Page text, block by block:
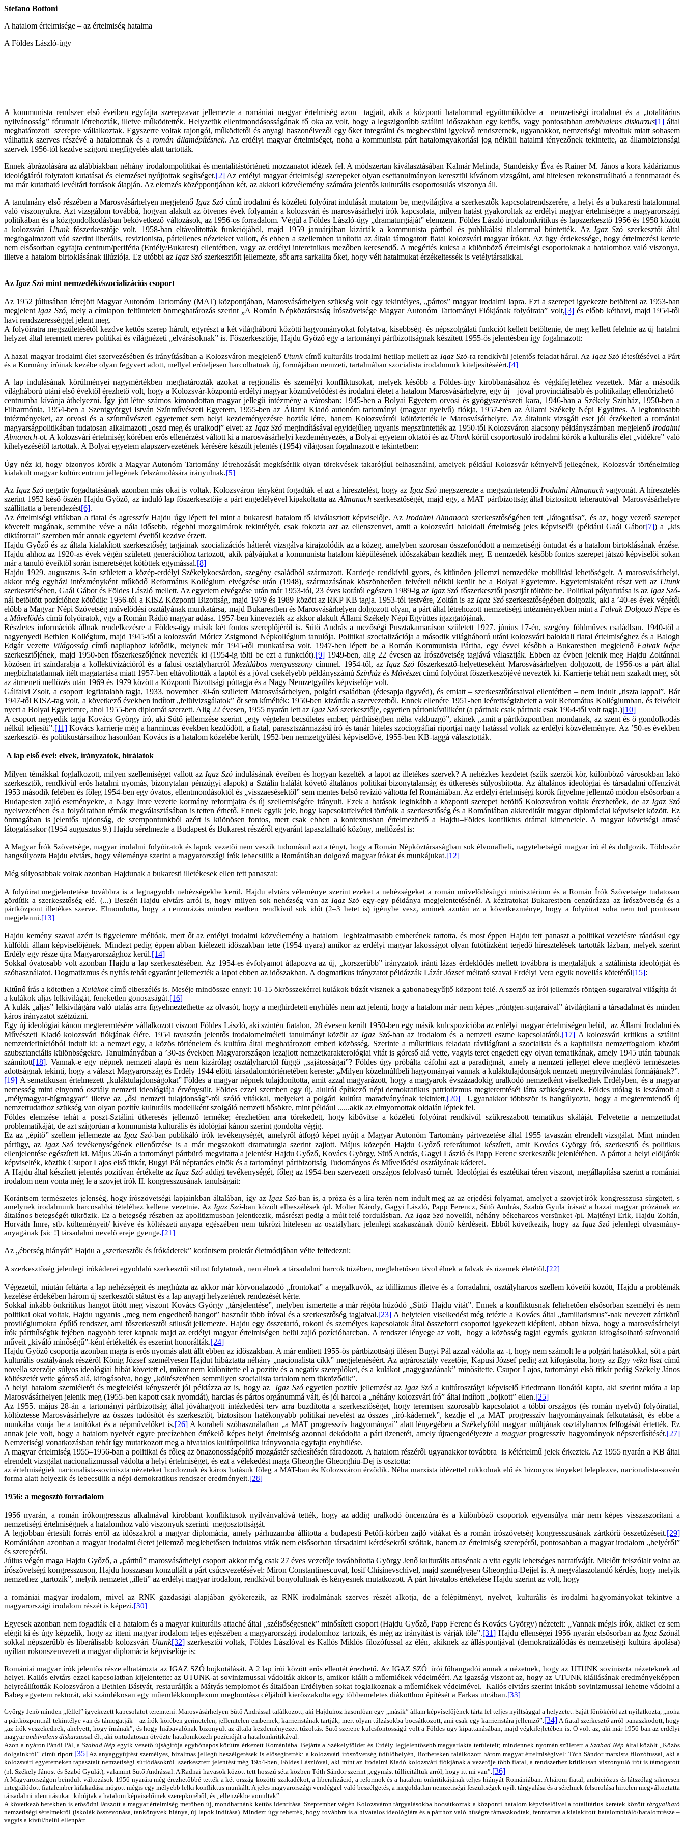
Stefano Bottoni
A hatalom értelmisége – az értelmiség hatalma
A Földes László-ügy
A kommunista rendszer első éveiben egyfajta szerepzavar jellemezte a romániai magyar értelmiség azon tagjait, akik a központi hatalommal együttműködve a nemzetiségi irodalmat és a „totalitárius
nyilvánosság” fórumait létrehozták, illetve működtették. Helyzetük ellentmondásosságának fő oka az volt, hogy a legszigorúbb sztálini időszakban egy kettős, vagy pontosabbanambivalens diskurzus[1] által
meghatározott szerepre vállalkoztak. Egyszerre voltak rajongói, működtetői és anyagi haszonélvezői egy őket integrálni és megbecsülni igyekvő rendszernek, ugyanakkor, nemzetiségi mivoltuk miatt sohasem
válhattak szerves részévé a hatalomnak és a román államépítésnek. Az erdélyi magyar értelmiséget, noha a kommunista párt hatalomgyakorlási jog nélküli hatalmi tényezőnek tekintette, az állambiztonsági
szervek 1956-tól kezdve szigorú megfigyelés alatt tartották.
Ennek ábrázolására az alábbiakban néhány irodalompolitikai és mentalitástörténeti mozzanatot idézek fel. A módszertan kiválasztásában Kalmár Melinda, Standeisky Éva és Rainer M. János a kora kádárizmus
ideológiáról folytatott kutatásai és elemzései nyújtottak segítséget.[2]Az erdélyi magyar értelmiségi szerepeket olyan esettanulmányon keresztül kívánom vizsgálni, ami hitelesen rekonstruálható a fennmaradt és
ma már kutatható levéltári források álapján. Az elemzés középpontjában két, az akkori közvélemény számára jelentős kulturális csoportosulás viszonya áll.
A tanulmány első részében a Marosvásárhelyen megjelenő Igaz Szó című irodalmi és közéleti folyóirat indulását mutatom be, megvilágítva a szerkesztők kapcsolatrendszerére, a helyi és a bukaresti hatalommal
való viszonyukra. Azt vizsgálom továbbá, hogyan alakult az ötvenes évek folyamán a kolozsvári és marosvásárhelyi írók kapcsolata, milyen hatást gyakoroltak az erdélyi magyar értelmiségre a magyarországi
politikában és a közgondolkodásban bekövetkező változások, az 1956-os forradalom. Végül a Földes László-ügy „dramaturgiáját” elemzem. Földes László irodalomkritikus és lapszerkesztő 1956 és 1958 között
a kolozsvári Utunk főszerkesztője volt. 1958-ban eltávolították funkciójából, majd 1959 januárjában kizárták a kommunista pártból és publikálási tilalommal büntették. Az Igaz Szó szerkesztői által
megfogalmazott vád szerint liberális, revizionista, pártellenes nézeteket vallott, és ebben a szellemben tanította az általa támogatott fiatal kolozsvári magyar írókat. Az ügy érdekessége, hogy értelmezési kerete
nem elsősorban egyfajta centrum/periféria (Erdély/Bukarest) ellentétben, vagy az erdélyi interetnikus mezőben keresendő. A megértés kulcsa a különböző értelmiségi csoportoknak a hatalomhoz való viszonya,
illetve a hatalom birtoklásának illúziója. Ez utóbbi az Igaz Szó szerkesztőit jellemezte, sőt arra sarkallta őket, hogy vélt hatalmukat érzékeltessék is vetélytársaikkal.
Az Igaz Szó mint nemzedéki/szocializációs csoport
Az 1952 júliusában létrejött Magyar Autonóm Tartomány (MAT) központjában, Marosvásárhelyen szükség volt egy tekintélyes, „pártos” magyar irodalmi lapra. Ezt a szerepet igyekezte betölteni az 1953-ban
megjelent Igaz Szó, mely a címlapon feltüntetett önmeghatározás szerint „A Román Népköztársaság Írószövetsége Magyar Autonóm Tartományi Fiókjának folyóirata” volt,[3]és előbb kéthavi, majd 1954-től
havi rendszerességgel jelent meg.
A folyóiratra megszületésétől kezdve kettős szerep hárult, egyrészt a két világháború közötti hagyományokat folytatva, kisebbség- és népszolgálati funkciót kellett betöltenie, de meg kellett felelnie az új hatalmi
helyzet által teremtett merev politikai és világnézeti „elvárásoknak” is. Főszerkesztője, Hajdu Győző egy a tartományi pártbizottságnak készített 1955-ös jelentésben így fogalmazott:
A hazai magyar irodalmi élet szervezésében és irányításában a Kolozsváron megjelenő Utunk című kulturális irodalmi hetilap mellett az Igaz Szó-ra rendkívül jelentős feladat hárul. Az Igaz Szó létesítésével a Párt
és a Kormány íróinak kezébe olyan fegyvert adott, mellyel erőteljesen harcolhatnak új, formájában nemzeti, tartalmában szocialista irodalmunk kiteljesítéséért.[4]
A lap indulásának körülményei nagymértékben meghatározták azokat a regionális és személyi konfliktusokat, melyek később a Földes-ügy kirobbanásához és végkifejletéhez vezettek. Már a második
világháború utáni első évektől érezhető volt, hogy a Kolozsvár-központú erdélyi magyar közművelődést és irodalmi életet a hatalom Marosvásárhelyre, egy új – jóval provinciálisabb és politikailag ellenőrizhető –
centrumba kívánja áthelyezni. Így jött létre számos kimondottan magyar jellegű intézmény a városban: 1945-ben a Bolyai Egyetem orvosi és gyógyszerészeti kara, 1946-ban a Székely Színház, 1950-ben a
Filharmónia, 1954-ben a Szentgyörgyi István Színművészeti Egyetem, 1955-ben az Állami Kiadó autonóm tartományi (magyar nyelvű) fiókja, 1957-ben az Állami Székely Népi Együttes. A legfontosabb
intézményeket, az orvosi és a színművészeti egyetemet sem helyi kezdeményezésre hozták létre, hanem Kolozsvárról költöztették le Marosvásárhelyre. Az általunk vizsgált eset jól érzékelteti a romániai
magyarságpolitikában tudatosan alkalmazott „oszd meg és uralkodj” elvet: az Igaz Szó megindításával egyidejűleg ugyanis megszüntették az 1950-től Kolozsváron alacsony példányszámban megjelenő Irodalmi
Almanach-ot. A kolozsvári értelmiség körében erős ellenérzést váltott ki a marosvásárhelyi kezdeményezés, a Bolyai egyetem oktatói és az Utunkkörül csoportosuló irodalmi körök a kulturális élet „vidékre” való
kihelyezésétől tartottak. A Bolyai egyetem alapszervezetének kérésére készült jelentés (1954) világosan fogalmazott e tekintetben:
Úgy néz ki, hogy bizonyos körök a Magyar Autonóm Tartomány létrehozását megkísérlik olyan törekvések takarójául felhasználni, amelyek például Kolozsvár kétnyelvű jellegének, Kolozsvár történelmileg
kialakult magyar kultúrcentrum jellegének felszámolására irányulnak.[5]
Az Igaz Szó negatív fogadtatásának azonban más okai is voltak. Kolozsváron tényként fogadták el azt a híresztelést, hogy az Igaz Szó megszerezte a megszüntetendő Irodalmi Almanach vagyonát. A híresztelés
szerint 1952 késő őszén Hajdu Győző, az induló lap főszerkesztője a párt engedélyével kipakoltatta az Almanachszerkesztőségét, majd egy, a MAT pártbizottság által biztosított teherautóval Marosvásárhelyre
szállíttatta a berendezést[6].
Az értelmiségi vitákban a fiatal és agresszív Hajdu úgy lépett fel mint a bukaresti hatalom fő kiválasztott képviselője. Az Irodalmi Almanach szerkesztőségében tett „látogatása”, és az, hogy vezető szerepet
követelt magának, semmibe véve a nála idősebb, régebbi mozgalmárok tekintélyét, csak fokozta azt az ellenszenvet, amit a kolozsvári baloldali értelmiség jeles képviselői (például Gaál Gábor[7]) a „kis
diktátorral” szemben már annak egyetemi éveitől kezdve érzett.
Hajdu Győző és az általa kialakított szerkesztőség tagjainak szocializációs hátterét vizsgálva kirajzolódik az a közeg, amelyben szorosan összefonódott a nemzetiségi öntudat és a hatalom birtoklásának érzése.
Hajdu ahhoz az 1920-as évek végén született generációhoz tartozott, akik pályájukat a kommunista hatalom kiépülésének időszakában kezdték meg. E nemzedék később fontos szerepet játszó képviselői sokan
már a tanuló éveiktől során ismeretséget kötöttek egymással.[8]
Hajdu 1929. augusztus 3-án született a közép-erdélyi Székelykocsárdon, szegény családból származott. Karrierje rendkívül gyors, és kitűnően jellemzi nemzedéke mobilitási lehetőségeit. A marosvásárhelyi,
akkor még egyházi intézményként működő Református Kollégium elvégzése után (1948), származásának köszönhetően felvételi nélkül került be a Bolyai Egyetemre. Egyetemistaként részt vett az Utunk
szerkesztésében, Gaál Gábor és Földes László mellett. Az egyetem elvégzése után már 1953-tól, 23 éves korától egészen 1989-ig az Igaz Szó főszerkesztői posztját töltötte be. Politikai pályafutása is az Igaz Szó-
nál betöltött pozícióhoz kötődik: 1956-tól a KISZ Központi Bizottság, majd 1979 és 1989 között az RKP KB tagja. 1953-tól testvére, Zoltán is az Igaz Szó szerkesztőségében dolgozik, aki a ’40-es évek végétől
előbb a Magyar Népi Szövetség művelődési osztályának munkatársa, majd Bukarestben és Marosvásárhelyen dolgozott olyan, a párt által létrehozott nemzetiségi intézményekben mint a Falvak Dolgozó Népeés
a Művelődés című folyóiratok vgy a Román Rádió magyar adása. 1957-ben kinevezték az akkor alakult Állami Székely Népi Együttes igazgatójának.
Részletes információk állnak rendelkezésre a Földes-ügy másik két fontos szereplőjéről is. Sütő András a mezőségi Pusztakamaráson született 1927. június 17-én, szegény földműves családban. 1940-től a
nagyenyedi Bethlen Kollégium, majd 1945-től a kolozsvári Móricz Zsigmond Népkollégium tanulója. Politikai szocializációja a második világháború utáni kolozsvári baloldali fiatal értelmiséghez és a Balogh
Edgár vezette Világosságcímű napilaphoz kötődik, melynek már 1945-től munkatársa volt. 1947-ben lépett be a Román Kommunista Pártba, egy évvel később a Bukarestben megjelenő Falvak Népe
szerkesztőjének, majd 1950-ben főszerkeszőjének nevezték ki (1954-ig tölti be ezt a funkciót).[9] 1949-ben, alig 22 évesen az Írószövetség tagjává választják. Ebben az évben jelenik meg Hajdu Zoltánnal
közösen írt színdarabja a kollektivizációról és a falusi osztályharcról Mezítlábos menyasszonycímmel. 1954-től, az Igaz Szófőszerkesztő-helyetteseként Marosvásárhelyen dolgozott, de 1956-os a párt által
megbízhatatlannak itélt magatartása miatt 1957-ben eltávolították a laptól és a jóval csekélyebb példányszámú Színház és Művészetcímű folyóirat főszerkeszőjévé nevezték ki. Karrierje tehát nem szakadt meg, sőt
az átmeneti mellőzés után 1969 és 1979 között a Központi Bizottsági póttagja és a Nagy Nemzetgyűlés képviselője volt.
Gálfalvi Zsolt, a csoport legfiatalabb tagja, 1933. november 30-án született Marosvásárhelyen, polgári családban (édesapja ügyvéd), és emiatt – szerkesztőtársaival ellentétben – nem indult „tiszta lappal”. Bár
1947-től KISZ-tag volt, a következő években indított „felülvizsgálatok” őt sem kímélték: 1950-ben kizárták a szervezetből. Ennek ellenére 1951-ben leérettségizhetett a volt Refomátus Kollégiumban, és felvételt
nyert a Bolyai Egyetemre, ahol 1955-ben diplomát szerzett. Alig 22 évesen, 1955 nyarán lett az Igaz Szó szerkesztője, egyetlen pártonkívüliként (a pártnak csak pártnak csak 1964-től volt tagja.)[10]
A csoport negyedik tagja Kovács György író, aki Sütő jellemzése szerint „egy végtelen becsületes ember, párthűségben néha vakbuzgó”, akinek „amit a pártközpontban mondanak, az szent és ő gondolkodás
nélkül teljesíti”.[11]Kovács karrierje még a harmincas években kezdődött, a fiatal, parasztszármazású író és tanár hiteles szociográfiai riportjai nagy hatással voltak az erdélyi közvéleményre. Az ’50-es években
szerkesztő- és politikustársaihoz hasonlóan Kovács is a hatalom közelébe került, 1952-ben nemzetgyűlési képviselővé, 1955-ben KB-taggá választották.
A lap első évei: elvek, irányzatok, bírálatok
Milyen témákkal foglalkozott, milyen szellemiséget vallott az Igaz Szóindulásának éveiben és hogyan kezelték a lapot az illetékes szervek? A nehézkes kezdetet (szűk szerzői kör, különböző városokban lakó
szerkesztők, rendkívül erős hatalmi nyomás, bizonytalan pénzügyi alapok) a Sztálin halálát követő általános politikai bizonytalanság és útkeresés súlyosbította. Az általános ideológiai és társadalmi offenzívát
1953 második felében és főleg 1954-ben egy óvatos, ellentmondásoktól és „visszaesésektől” sem mentes belső revízió váltotta fel Romániában. Az erdélyi értelmiségi körök figyelme jellemző módon elsősorban a
Budapesten zajló eseményekre, a Nagy Imre vezette kormány reformjaira és új szellemiségére irányult. Ezek a hatások leginkább a központi szerepet betöltő Kolozsváron voltak érezhetőek, de az Igaz Szó
nyelvezetében és a folyóiratban témák megválasztásában is tetten érhető. Ennek egyik jele, hogy kapcsolatfelvétel történik a szerkesztőség és a Romániában akkreditált magyar diplomáciai képviselet között. Ez
önmagában is jelentős ujdonság, de szempontunkból azért is küönösen fontos, mert csak ebben a kontextusban értelmezhető a Hajdu–Földes konfliktus drámai kimenetele. A magyar követségi attasé
látogatásakor (1954 augusztus 9.) Hajdu sérelmezte a Budapest és Bukarest részéről egyaránt tapasztalható közöny, mellőzést is:
A Magyar Írók Szövetsége, magyar irodalmi folyóiratok és lapok vezetői nem veszik tudomásul azt a tényt, hogy a Román Népköztársaságban sok élvonalbeli, nagytehetségű magyar író él és dolgozik. Többször
hangsúlyozta Hajdu elvtárs, hogy véleménye szerint a magyarországi írók lebecsülik a Romániában dolgozó magyar írókat és munkájukat.[12]
Még súlyosabbak voltak azonban Hajdunak a bukaresti illetékesek ellen tett panaszai:
A folyóirat megjelentetése továbbra is a legnagyobb nehézségekbe kerül. Hajdu elvtárs véleménye szerint ezeket a nehézségeket a román művelődésügyi minisztérium és a Román Írók Szövetsége tudatosan
gördítik a szerkesztőség elé. (...) Beszélt Hajdu elvtárs arról is, hogy milyen sok nehézség van az Igaz Szó egy-egy példánya megjelentetésénél. A kéziratokat Bukarestben cenzúrázza az Írószövetség és a
pártközpont illetékes szerve. Elmondotta, hogy a cenzurázás minden esetben rendkívül sok időt (2–3 hetet is) igénybe vesz, aminek azután az a következménye, hogy a folyóirat soha nem tud pontosan
megjelenni.[13]
Hajdu kemény szavai azért is figyelemre méltóak, mert őt az erdélyi irodalmi közvélemény a hatalom legbizalmasabb emberének tartotta, és most éppen Hajdu tett panaszt a politikai vezetésre ráadásul egy
külföldi állam képviselőjének. Mindezt pedig éppen abban kiélezett időszakban tette (1954 nyara) amikor az erdélyi magyar lakosságot olyan futótűzként terjedő híresztelések tartották lázban, melyek szerint
Erdély egy része újra Magyarországhoz kerül.[14]
Sokkal óvatosabb volt azonban Hajdu a lap szerkesztésében. Az 1954-es évfolyamot átlapozva az új, „korszerűbb” irányzatok iránti lázas érdeklődés mellett továbbra is megtaláljuk a sztálinista ideológiát és
szóhasználatot. Dogmatizmus és nyitás tehát egyaránt jellemezték a lapot ebben az időszakban. A dogmatikus irányzatot példázzák Lázár József méltató szavai Erdélyi Vera egyik novellás kötetéről[15]:
Kitűnő írás a kötetben a Kulákok című elbeszélés is. Meséje mindössze ennyi: 10-15 ökrösszekérrel kulákok búzát visznek a gabonabegyűjtő központ felé. A szerző az írói jellemzés röntgen-sugaraival világítja át
a kulákok aljas lelkivilágát, feneketlen gonoszságát.[16]
A kulák „aljas” lelkivilágára való utalás arra figyelmeztethette az olvasót, hogy a meghirdetett enyhülés nem azt jelenti, hogy a hatalom már nem képes „röntgen-sugaraival” átvilágítani a társadalmat és minden
káros irányzatot szétzúzni.
Egy új ideológiai kánon megteremtésére vállalkozott viszont Földes László, aki szintén fiatalon, 28 évesen került 1950-ben egy másik kulcspozícióba az erdélyi magyar értelmiségen belül, az Állami Irodalmi és
Művészeti Kiadó kolozsvári fiókjának élére. 1954 tavaszán jelentős irodalomelméleti tanulmányt közölt az Igaz Szó-ban az irodalom és a nemzeti eszme kapcsolatáról.[17] A kolozsvári kritikus a sztálini
nemzetdefinícióból indult ki: a nemzet egy, a közös történelem és kultúra által meghatározott emberi közösség. Szerinte a műkritikus feladata rávilágítani a szocialista és a kapitalista nemzetfogalom közötti
szubsztanciális különbségekre. Tanulmányában a ’30-as években Magyarországon lezajlott nemzetkarakterológiai vitát is górcső alá vette, vagyis teret engedett egy olyan tematikának, amely 1945 után tabunak
számított[18]. Vannak-e egy népnek nemzeti alapú és nem kizárólag osztályharctól függő „sajátosságai”? Földes úgy próbálta cáfolni azt a paradigmát, amely a nemzeti jelleget eleve meglévő természetes
adottságnak tekinti, hogy a választ Magyarország és Erdély 1944 előtti társadalomtörténetében kereste: „Milyen közelmúltbeli hagyományai vannak a kuláktulajdonságok nemzeti megnyilvánulási formájának?”.
[19] A sematikusan értelmezett „kuláktulajdonságokat” Földes a magyar népnek tulajdonította, amit azzal magyarázott, hogy a magyarok évszázadokig uralkodó nemzetként viselkedtek Erdélyben, és a magyar
nemesség mint elnyomó osztály nemzeti ideológiája érvénysült. Földes ezzel szemben egy új, alulról építkező népi demokratikus patriotizmus megteremtését látta szükségesnek. Földes utólag is leszámolt a
„mélymagyar-hígmagyar” illetve az „ősi nemzeti tulajdonság”-ról szóló vitákkal, melyeket a polgári kultúra maradványának tekintett.[20] Ugyanakkor többször is hangúlyozta, hogy a megteremtendő új
nemzettudathoz szükség van olyan pozitív kulturális modellként szolgáló nemzeti hősökre, mint például ......akik az elmyomottak oldalán léptek fel.
Földes elemzése tehát a poszt-Sztálini útkeresés jellemző terméke; érezhetően arra törekedett, hogy kibővítse a közéleti folyóirat rendkívül szűkreszabott tematikus skáláját. Felvetette a nemzettudat
problematikáját, de azt szigorúan a kommunista kulturális és idológiai kánon szerint gondolta végig.
Ez az „építő” szellem jellemezte az Igaz Szó-ban publikáló írók tevékenységét, amelyről átfogó képet nyújt a Magyar Autonóm Tartomány pártvezetése által 1955 tavaszán elrendelt vizsgálat. Mint minden
pártügy, az Igaz Szó tevékenységének ellenőrzése is a már megszokott dramaturgia szerint zajlott. Május közepén Hajdu Győző referátumot készített, amit Kovács György író, szerkesztő és politikus
ellenjelentése egészített ki. Május 26-án a tartományi pártbüró megvitatta a jelentést Hajdu Győző, Kovács György, Sütő András, Gagyi László és Papp Ferenc szerkesztők jelenlétében. A pártot a helyi elöljárók
képviselték, köztük Csupor Lajos első titkár, Bugyi Pál néptanács elnök és a tartományi pártbizottság Tudományos és Művelődési osztályának káderei.
A Hajdu által készített jelentés pozitívan értékelte az Igaz Szó addigi tevékenységét, főleg az 1954-ben szervezett országos felolvasó turnét. Ideológiai és esztétikai téren viszont, megállapítása szerint a romániai
irodalom nem vonta még le a szovjet írók II. kongresszusának tanulságait:
Korántsem természetes jelenség, hogy írószövetségi lapjainkban általában, így az Igaz Szó-ban is, a próza és a líra terén nem indult meg az az erjedési folyamat, amelyet a szovjet írók kongresszusa sürgetett, s
amelynek irodalmunk harcosabbá tételéhez kellene vezetnie. Az Igaz Szó-ban közölt elbeszélések /pl. Molter Károly, Gagyi László, Papp Ferencz, Sütő András, Szabó Gyula írásai/ a hazai magyar prózának az
általános betegségét tükrözik. Ez a betegség részben az apolitizmusban jelentkezik, másrészt pedig a múlt felé fordulásban. Az Igaz Szónovellái, néhány békeharcos versünket /pl. Majtényi Erik, Hajdu Zoltán,
Horváth Imre, stb. költeményeit/ kivéve és költészeti anyaga egészében nem tükrözi hitelesen az osztályharc jelenlegi szakaszának döntő kérdéseit. Ebből következik, hogy az Igaz Szójelenlegi olvasmány-
anyagának [sic !] társadalmi nevelő ereje gyenge.[21]
Az „éberség hiányát” Hajdu a „szerkesztők és írókáderek” korántsem proletár életmódjában vélte felfedezni:
A szerkesztőség jelenlegi írókáderei egyoldalú szerkesztői stílust folytatnak, nem élnek a társadalmi harcok tüzében, meglehetősen távol élnek a falvak és üzemek életétől.[22]
Végezetül, miután feltárta a lap nehézségeit és meghúzta az akkor már körvonalazodó „frontokat” a megalkuvók, az idillizmus illetve és a forradalmi, osztályharcos szellem követői között, Hajdu a problémák
kezelése érdekében három új szerkesztői státust és a lap anyagi helyzetének rendezését kérte.
Sokkal inkább önkritikus hangot ütött meg viszont Kovács György „társjelentése”, melyben ismertette a már régóta húzódó „Sütő–Hajdu vitát”. Ennek a konfliktusnak feltehetően elsősorban személyi és nem
politikai okai voltak, Hajdu ugyanis „meg nem engedhető hangot” használt több íróval és a szerkesztőség tagjaival.[23] A helytelen viselkedést még tetézte a Kovács által „familiarismus”-nak nevezett zártkörű
provilégiumokra épűlő rendszer, ami főszerkesztői stilusát jellemezte. Hajdu egy összetartó, rokoni és személyes kapcsolatok által összeforrt csoportot igyekezett kiépíteni, abban bízva, hogy a marosvásárhelyi
írók párthűségük fejében nagyobb teret kapnak majd az erdélyi magyar értelmiségen belül zajló pozícióharcban. A rendszer lényege az volt, hogy a közösség tagjai egymás gyakran kifogásolható színvonalú
műveit „kiváló minőségű”-ként értékelték és eszerint honorálták.[24]
Hajdu Győző csoportja azonban maga is erős nyomás alatt állt ebben az időszakban. A már említett 1955-ös pártbizottsági ülésen Bugyi Pál azzal vádolta az -t, hogy nem számolt le a polgári hatásokkal, sőt a párt
kulturális osztályának részéről König József személyesen Hajdut hibáztatta néhány „nacionalista cikk” megjelenéséért. Az agrárosztály vezetője, Kapusi József pedig azt kifogásolta, hogy az Egy véka lisztcímű
novella szerzője súlyos ideológiai hibát követett el, mikor nem különítette el a pozitív és a negatív szereplőket, és a kulákot „nagygazdának” minősítette. Csupor Lajos, tartományi első titkár pedig Székely János
költészetét vette górcső alá, kifogásolva, hogy „költészetében semmilyen szocialista tartalom nem tükröződik”.
A helyi hatalom szemléletét és megfelelési kényszerét jól példázza az is, hogy az Igaz Szóegyetlen pozitív jellemzést az Igaz Szó a kultúrosztályt képviselő Friedmann Ilonától kapta, aki szerint mióta a lap
Marosvásárhelyen jelenik meg (1955-ben kapott csak nyomdát), harcias és pártos orgánummá vált, és jól harcol a „néhány kolozsvári író” által indított „bojkott” ellen.[25]
Az 1955. május 28-án a tartományi pártbizottság által jóváhagyott intézkedési terv arra buzdította a szerkesztőséget, hogy teremtsen szorosabb kapcsolatot a többi országos (és román nyelvű) folyóirattal,
költöztesse Marosvásárhelyre az összes tudósítót és szerkesztőt, biztosítson hatékonyabb politikai nevelést az összes „író-kádernek”, kezdje el „a MAT progresszív hagyományainak felkutatását, és ebbe a
munkába vonja be a tanítókat és a népművelőket is.[26]A korabeli szóhasználatban „a MAT progresszív hagyományai” alatt lényegében a Székelyföld magyar múltjának osztályharcos felfogását értették. Ez
annak jele volt, hogy a hatalom nyelvét egyre precízebben értékelő képes helyi értelmiség azonnal dekódolta a párt üzenetét, amely újraengedélyezte a magyarprogresszív hagyományok népszerűsítését.[27]
Nemzetiségi vonatkozásban tehát így mutatkozott meg a hivatalos kultúrpolitika irányvonala egyfajta enyhülése.
A magyar értelmiség 1955–1956-ban a politikai és főleg az önazonosságépítő mozgástér szélesítésén fáradozott. A hatalom részéről ugyanakkor továbbra is kétértelmű jelek érkeztek. Az 1955 nyarán a KB által
elrendelt vizsgálat nacionalizmussal vádolta a helyi értelmiséget, és ezt a vélekedést maga Gheorghe Gheorghiu-Dej is osztotta:
az értelmiségiek nacionalista-soviniszta nézeteket hordoznak és káros hatásuk főleg a MAT-ban és Kolozsváron érződik. Néha marxista idézettel rukkolnak elő és bizonyos tényeket leleplezve, nacionalista-sovén
forma alatt helyezik és lebecsülik a népi-demokratikus rendszer eredményeit.[28]
1956: a megosztó forradalom
1956 nyarán, a román írókongresszus alkalmával kirobbant konfliktusok nyilvánvalóvá tették, hogy az addig uralkodó öncenzúra és a különböző csoportok egyensúlya már nem képes visszaszorítani a
nemzetiségi értelmiségnek a hatalomhoz való viszonyuk szerinti megosztottságát.
A legjobban értesült forrás erről az időszakról a magyar diplomácia, amely párhuzamba állította a budapesti Petőfi-körben zajló vitákat és a román írószövetség kongresszusának zártkörű összetűzéseit.[29]
Romániában azonban a magyar irodalmi életet jellemző meglehetősen indulatos viták nem elsősorban társadalmi kérdésekről szóltak, hanem az értelmiség szerepéről, pontosabban a magyar irodalom „helyéről”
és szerepéről.
Július végén maga Hajdu Győző, a „párthű” marosvásárhelyi csoport akkor még csak 27 éves vezetője továbbította György Jenő kulturális attasénak a vita egyik lehetséges narratíváját. Mielőtt felszólalt volna az
írószövetségi kongresszuson, Hajdu hosszasan konzultált a párt csúcsvezetésével: Miron Constantinescuval, Iosif Chişinevschivel, majd személyesen Gheorghiu-Dejjel is. A megválaszolandó kérdés, hogy melyik
nemzethez „tartozik”, melyik nemzetet „illeti” az erdélyi magyar irodalom, rendkívül bonyolultnak és kényesnek mutatkozott. A párt hivatalos értékelése Hajdu szerint az volt, hogy
a romániai magyar irodalom, mivel az RNK gazdasági alapjában gyökerezik, az RNK irodalmának szerves részét alkotja, de a felépítményt, nyelvet, kulturális és irodalmi hagyományokat tekintve a
magyarországi irodalom részét is képezi.[30]
Egyesek azonban nem fogadták el a hatalom és a magyar kulturális attaché által „szélsőségesnek” minősített csoport (Hajdu Győző, Papp Ferenc és Kovács György) nézeteit: „Vannak mégis írók, akiket ez sem
elégít ki és úgy képzelik, hogy az itteni magyar irodalom teljes egészében a magyarországi irodalomhoz tartozik, és még az irányítást is várják tőle”.[31] Hajdu ellenségei 1956 nyarán elsősorban az Igaz Szónál
sokkal népszerűbb és liberálisabb kolozsvári Utunk[32] szerkesztői voltak, Földes Lászlóval és Kallós Miklós filozófussal az élén, akiknek az álláspontjával (demokratizálódás és nemzetiségi kultúra ápolása)
nyíltan rokonszenvezett a magyar diplomácia képviselője is:
Romániai magyar írók jelentős része elhatározta az IGAZ SZÓ bojkotálását. A 2 lap írói között erős ellentét érezhető. Az IGAZ SZÓ írói főhangadói annak a nézetnek, hogy az UTUNK soviniszta nézeteknek ad
helyet. Kallós elvtárs ezzel kapcsolatban kijelentette: az UTUNK-at sovinizmussal vádolták akkor is, amikor kiállt a műemlékek védelméért. Az igazság viszont az, hogy az UTUNK kiállásának eredményeképpen
helyreállították Kolozsváron a Bethlen Bástyát, restaurálják a Mátyás templomot és általában Erdélyben sokat foglalkoznak a műemlékek védelmével. Kallós elvtárs szerint inkább sovinizmussal lehetne vádolni a
Babeş egyetem rektorát, aki szándékosan egy műemlékkomplexum megbontása céljából kierőszakolta egy többemeletes diákotthon építését a Farkas utcában.[33]
György Jenő minden „féllel” igyekezett kapcsolatot teremteni. Marosvásárhelyen Sütő Andrással találkozott, aki Hajduhoz hasonlóan egy „másik” állam képviselőjének tárta fel teljes nyíltsággal a helyzetet. Saját főnökéről azt nyilatkozta, „noha
a pártközpontnál tekintélye van és támogatják – az írók körében gerinctelen, jellemtelen embernek, karrieristának tartják, mert olyan túlzásokba bocsátkozott, ami csak egy karrieristára jellemző”.[34] A fiatal szerkesztő arról panaszkodott, hogy
„az írók veszekednek, ahelyett, hogy írnának”, és hogy hiábavalónak bizonyult az általa kezdeményezett tűzoltás. Sütő szerepe kulcsfontosságú volt a Földes ügy kipattanásában, majd végkifejletében is. Ő volt az, aki már 1956-ban az erdélyi
magyarambivalens diskurzussal élt, aki öntudatosan ötvözte hatalomközeli pozícióját a hatalomkritikával.
Azon a nyáron Pándi Pál, a Szabad Népegyik vezető újságírója egyhónapos körútra érkezett Romániába. Bejárta a Székelyföldet és Erdély legjelentősebb magyarlakta területeit; mindennek nyomán született a Szabad Nép által közölt „Közös
dolgainkról” című riport.[35] Az anyaggyűjtést személyes, bizalmas jellegű beszélgetések is elősegítették: a kolozsvári írószövetség üdülőhelyén, Borbereken találkozott három magyar értelmiségivel: Tóth Sándor marxista filozófussal, aki a
kolozsvári egyetemeken tapasztalt nemzetiségi súrlódásokról szerkesztett jelentést még 1954-ben, Földes Lászlóval, aki mint az Irodalmi Kiadó kolozsvári fiókjának a vezetője több fiatal, a rendszerhez kritikusan viszonyuló írót is támogatott
(pl. Székely Jánost és Szabó Gyulát), valamint Sütő Andrással. A Radnai-havasok között tett hosszú séta közben Tóth Sándor szerint „egymást túllicitáltuk arról, hogy itt mi van”.[36]
A Magyarországon beindult változások 1956 nyarára még érezhetőbbé tették a két ország közötti szakadékot, a liberalizáció, a reformok és a hatalom önkritikájának teljes hiányát Romániában. A három fiatal, ambiciózus és látszólag sikeresen
integrálódott fiatalember kifakadása mögött mégis egy mélyebb lelki konfliktus munkált. A jeles magyarországi vendéggel való beszélgetés, a megoldatlan nemzetiségi feszültségek nyílt tárgyalása és a sérelmek felsorolása hirtelen megváltoztatta
társadalmi identitásukat: kibújtak a hatalom képviselőinek szerepköréből, és „ellenzékbe vonultak”.
A következő hetekben is erősödni látszott a magyar értelmiség merőben új, mondhatnánk kettős identitása. Szeptember végén Kolozsváron tárgyalásokba bocsátkoztak a központi hatalom képviselőivel a totalitárius keretek között tárgyalható
nemzetiségi sérelmekről (iskolák összevonása, tankönyvek hiánya, új lapok indítása). Mindezt úgy tehették, hogy továbbra is a hivatalos ideológiára és a párthoz való hűségre támaszkodtak, fenntartva a kialakított hatalombíráló/hatalomrésze –
vagyis a kívül/belül ellenpárt.